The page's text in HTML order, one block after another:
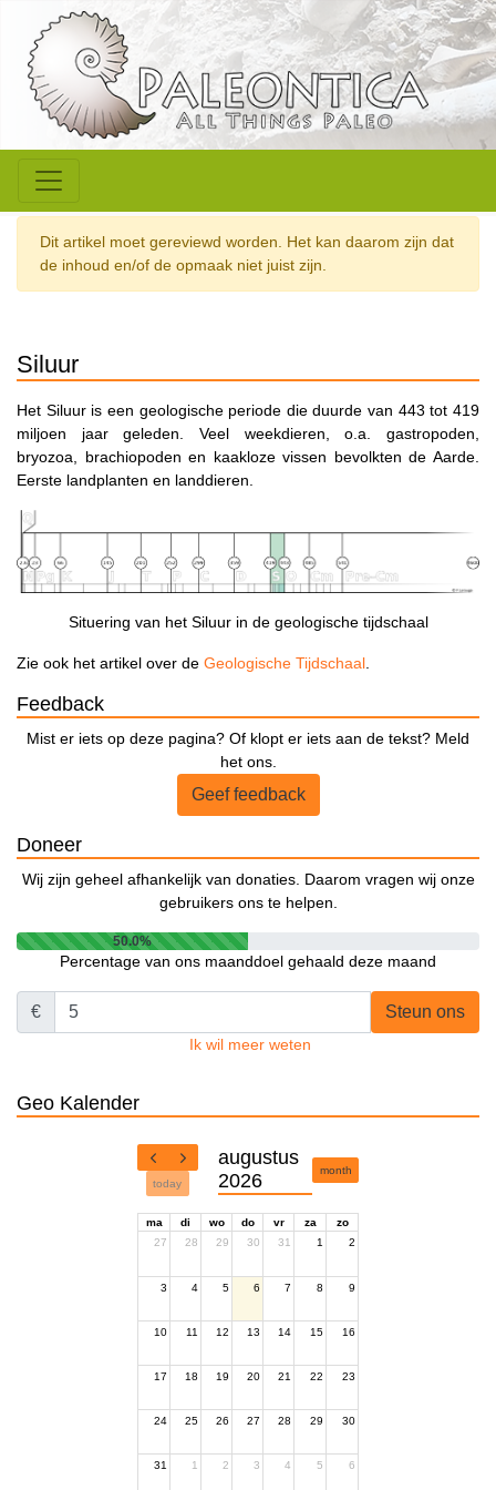
Dit artikel moet gereviewd worden. Het kan daarom zijn dat
de inhoud en/of de opmaak niet juist zijn.
Siluur
Het Siluur is een geologische periode die duurde van 443 tot 419
miljoen jaar geleden. Veel weekdieren, o.a. gastropoden,
bryozoa, brachiopoden en kaakloze vissen bevolkten de Aarde.
Eerste landplanten en landdieren.
Situering van het Siluur in de geologische tijdschaal
Zie ook het artikel over de Geologische Tijdschaal.
Feedback
Mist er iets op deze pagina? Of klopt er iets aan de tekst? Meld
het ons.
Geef feedback
Doneer
Wij zijn geheel afhankelijk van donaties. Daarom vragen wij onze
gebruikers ons te helpen.
50.0%
Percentage van ons maanddoel gehaald deze maand
€ Steun ons
Ik wil meer weten
Geo Kalender
today
augustus
2026
month
ma di wo do vr za
zo
27
28 29 30 31 1 2
3 4 5 6 7 8 9
10 11 12 13 14 15 16
17 18 19 20 21 22 23
24 25 26 27 28 29 30
31 1 2 3 4 5 6